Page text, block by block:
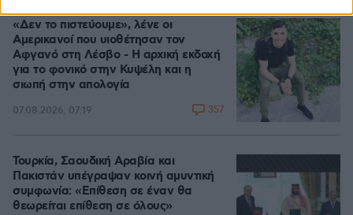
«Δεν το πιστεύουμε», λένε οι
Αμερικανοί που υιοθέτησαν τον
Αφγανό στη Λέσβο - Η αρχική εκδοχή
για το φονικό στην Κυψέλη και η
σιωπή στην απολογία
07.08.2026, 07:19 357
Τουρκία, Σαουδική Αραβία και
Πακιστάν υπέγραψαν κοινή αμυντική
συμφωνία: «Επίθεση σε έναν θα
θεωρείται επίθεση σε όλους»